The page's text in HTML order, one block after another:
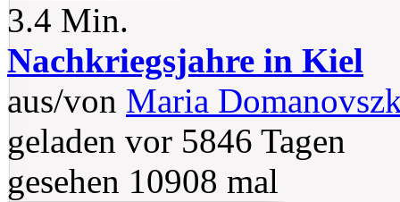
3.4 Min.
Nachkriegsjahre in Kiel
aus/von Maria
geladen vor 5846 Tagen
gesehen 10908 mal